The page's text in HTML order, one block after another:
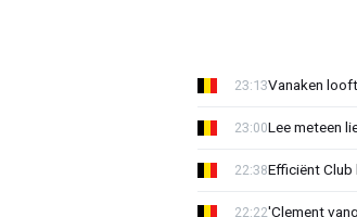
Vanaken
23:13
Lee meteen
23:00
Efficiënt
22:38
'Clement
22:22